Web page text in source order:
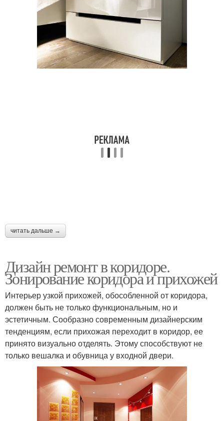
читать дальше →
Дизайн ремонт в коридоре.
Зонирование коридора и прихожей
Интерьер узкой прихожей, обособленной от коридора,
должен быть не только функциональным, но и
эстетичным. Сообразно современным дизайнерским
тенденциям, если прихожая переходит в коридор, ее
принято визуально отделять. Этому способствуют не
только вешалка и обувница у входной двери.